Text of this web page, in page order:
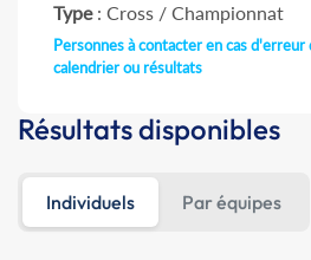
Type: Cross / Championnat
Personnes à contacter en cas d'erreur
calendrier ou résultats
Résultats disponibles
Individuels Par équipes